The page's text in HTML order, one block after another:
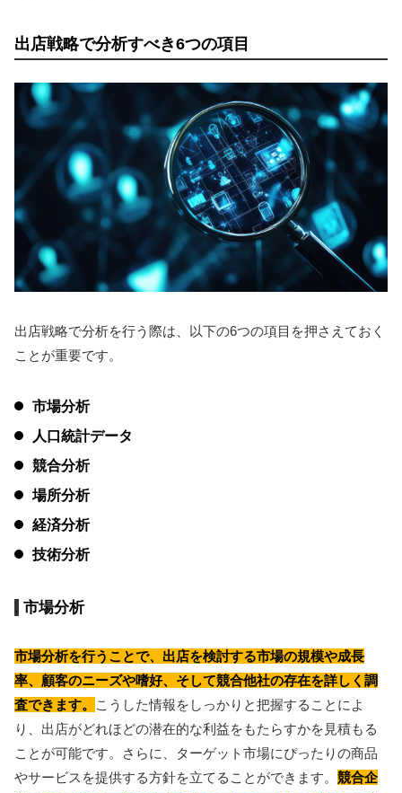
出店戦略で分析すべき6つの項目
出店戦略で分析を行う際は、以下の6つの項目を押さえておく
ことが重要です。
市場分析
人口統計データ
競合分析
場所分析
経済分析
技術分析
市場分析
市場分析を行うことで、出店を検討する市場の規模や成長
率、顧客のニーズや嗜好、そして競合他社の存在を詳しく調
査できます。
こうした情報をしっかりと把握することによ
り、出店がどれほどの潜在的な利益をもたらすかを見積もる
ことが可能です。さらに、ターゲット市場にぴったりの商品
やサービスを提供する方針を立てることができます。 競合企